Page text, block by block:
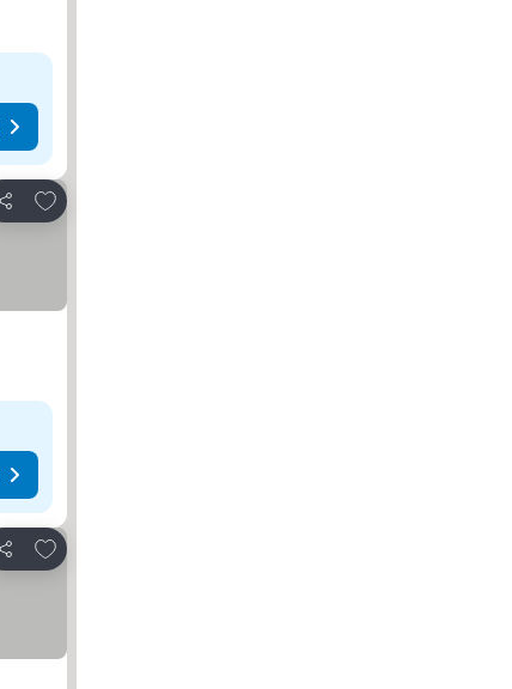
Condividi
Aggiungi ai preferiti
Condividi
Aggiungi ai preferiti